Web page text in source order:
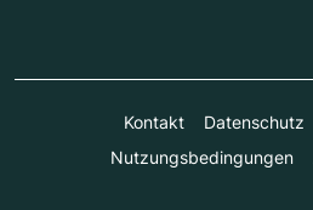
Kontakt Datenschutz
Nutzungsbedingungen